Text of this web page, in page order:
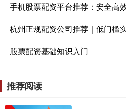
手机股票配资平台推荐：安全高
杭州正规配资公司推荐｜低门槛
股票配资基础知识入门
推荐阅读